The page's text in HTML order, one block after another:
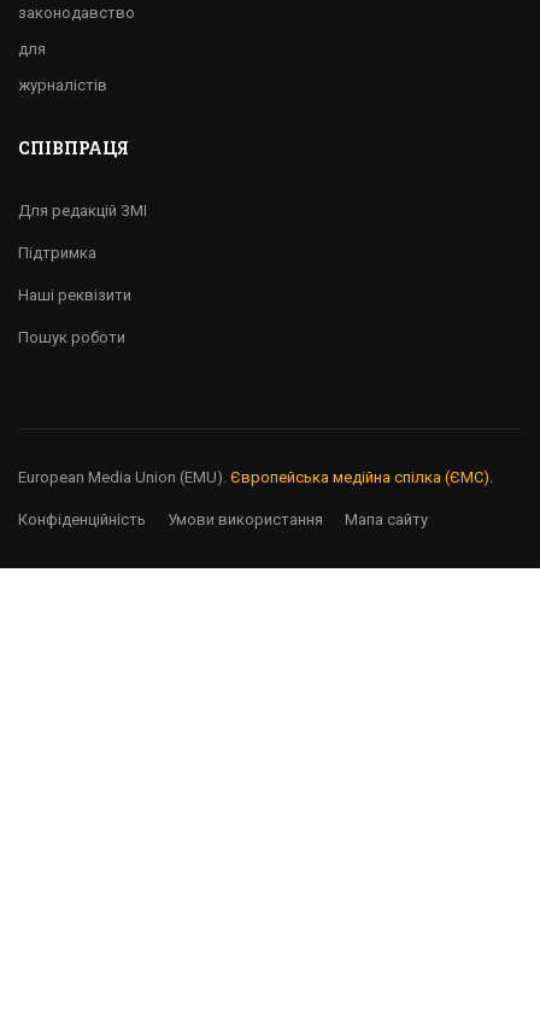
законодавство
для
журналістів
СПІВПРАЦЯ
Для редакцій ЗМІ
Підтримка
Наші реквізити
Пошук роботи
European Media Union (EMU). Європейська медійна спілка (ЄМС).
Конфіденційність Умови використання Мапа сайту